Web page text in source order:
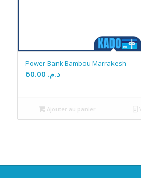
Power-Bank Bambou Marrakesh
د.م.
Ajouter au panier